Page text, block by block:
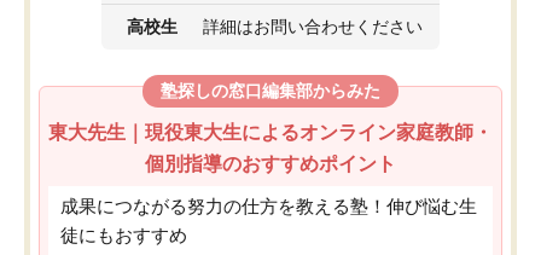
高校生 詳細はお問い合わせください
塾探しの窓口編集部からみた
東大先生｜現役東大生によるオンライン家庭教師・
個別指導のおすすめポイント
成果につながる努力の仕方を教える塾！伸び悩む生
徒にもおすすめ